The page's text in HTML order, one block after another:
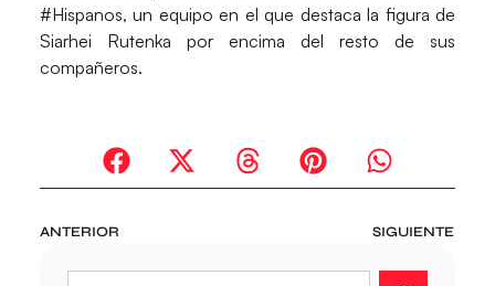
#Hispanos, un equipo en el que destaca la figura de
Siarhei Rutenka por encima del resto de sus
compañeros.
ANTERIOR SIGUIENTE